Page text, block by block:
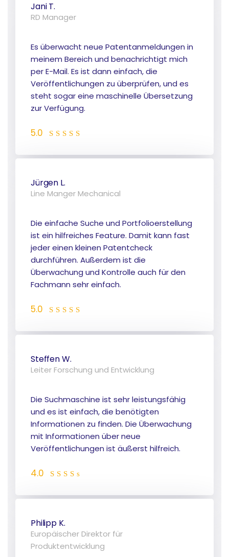
Jani T.
RD Manager
Es überwacht neue Patentanmeldungen in
meinem Bereich und benachrichtigt mich
per E-Mail. Es ist dann einfach, die
Veröffentlichungen zu überprüfen, und es
steht sogar eine maschinelle Übersetzung
zur Verfügung.
5.0
Jürgen L.
Line Manger Mechanical
Die einfache Suche und Portfolioerstellung
ist ein hilfreiches Feature. Damit kann fast
jeder einen kleinen Patentcheck
durchführen. Außerdem ist die
Überwachung und Kontrolle auch für den
Fachmann sehr einfach.
5.0
Steffen W.
Leiter Forschung und Entwicklung
Die Suchmaschine ist sehr leistungsfähig
und es ist einfach, die benötigten
Informationen zu finden. Die Überwachung
mit Informationen über neue
Veröffentlichungen ist äußerst hilfreich.
4.0
Philipp K.
Europäischer Direktor für
Produktentwicklung